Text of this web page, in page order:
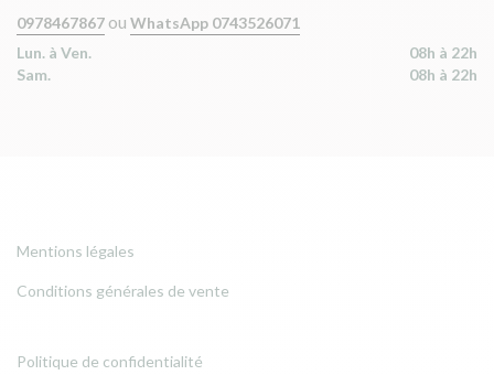
0978467867 ou WhatsApp 0743526071
Lun. à Ven.
08h à 22h
Sam.
08h à 22h
Mentions légales
Conditions générales de vente
Politique de confidentialité